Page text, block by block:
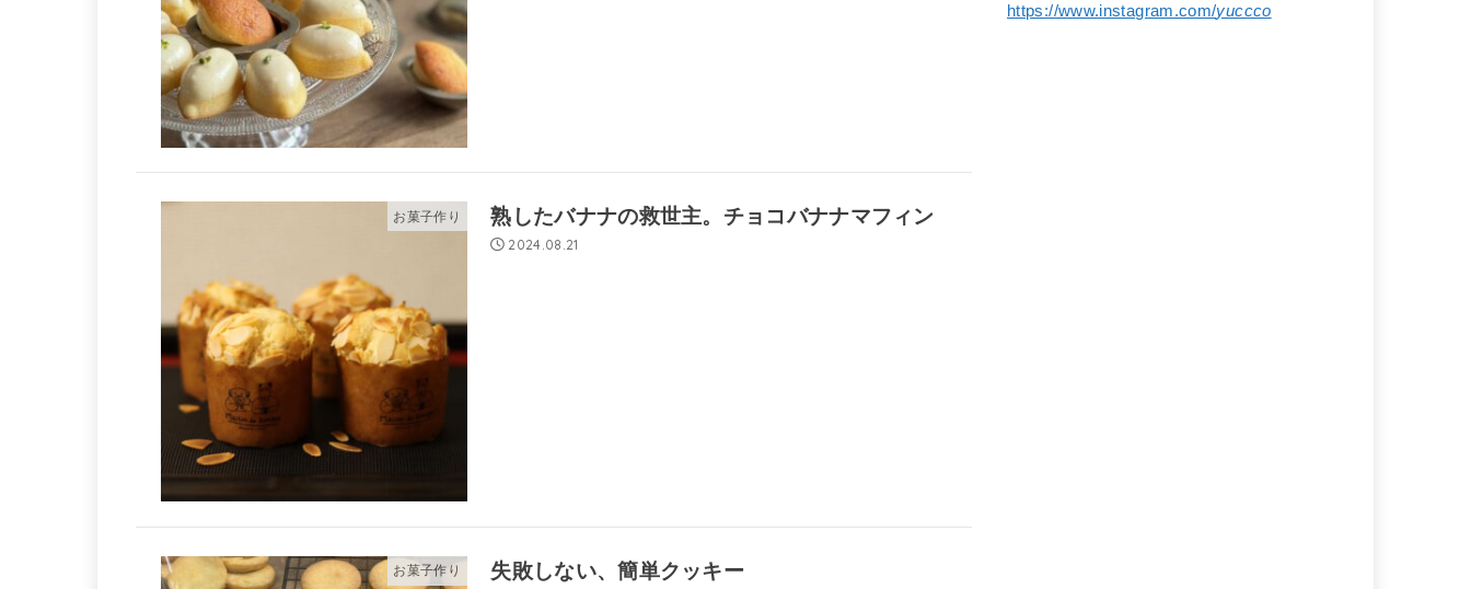
お菓子作り 熟したバナナの救世主。チョコバナナマフィン
2024.08.21
お菓子作り 失敗しない、簡単クッキー
https://www.instagram.com/yuccco